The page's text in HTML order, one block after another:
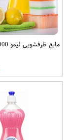
مایع ظرفشویی لیمو 1000 گرمی رویال